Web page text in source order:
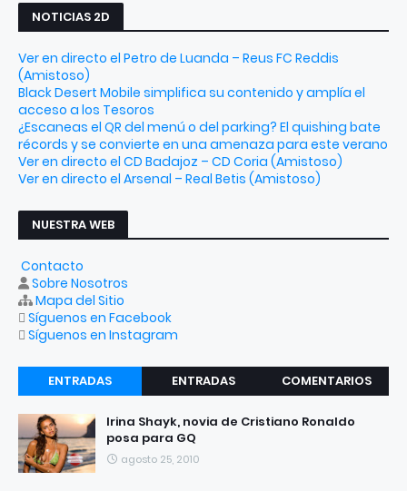
NOTICIAS 2D
Ver en directo el Petro de Luanda – Reus FC Reddis
(Amistoso)
Black Desert Mobile simplifica su contenido y amplía el
acceso a los Tesoros
¿Escaneas el QR del menú o del parking? El quishing bate
récords y se convierte en una amenaza para este verano
Ver en directo el CD Badajoz – CD Coria (Amistoso)
Ver en directo el Arsenal – Real Betis (Amistoso)
NUESTRA WEB
Contacto
Sobre Nosotros
Mapa del Sitio
Síguenos en Facebook
Síguenos en Instagram
ENTRADAS
RECIENTES
ENTRADAS
COMENTARIOS
Irina Shayk, novia de Cristiano Ronaldo
posa para GQ
agosto 25, 2010